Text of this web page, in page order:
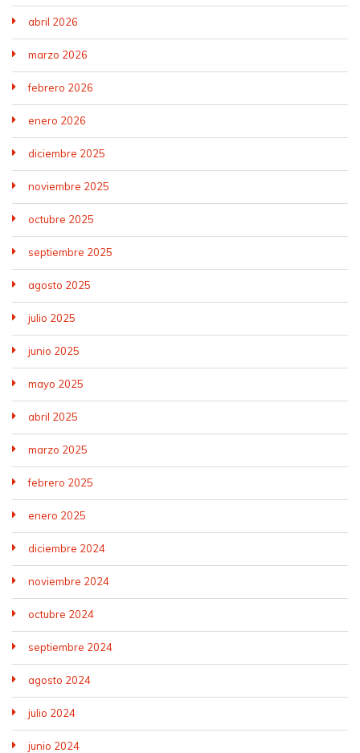
abril 2026
marzo 2026
febrero 2026
enero 2026
diciembre 2025
noviembre 2025
octubre 2025
septiembre 2025
agosto 2025
julio 2025
junio 2025
mayo 2025
abril 2025
marzo 2025
febrero 2025
enero 2025
diciembre 2024
noviembre 2024
octubre 2024
septiembre 2024
agosto 2024
julio 2024
junio 2024